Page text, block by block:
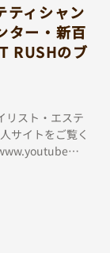
ティシャン
ター・新百
RUSHのブ
リスト・エステ
サイトをご覧く